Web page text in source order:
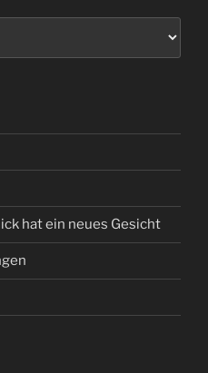
hat ein neues Gesicht